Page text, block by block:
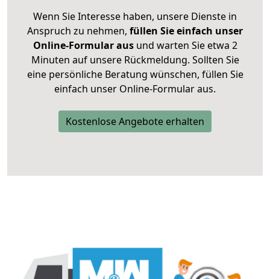
Wenn Sie Interesse haben, unsere Dienste in
Anspruch zu nehmen, füllen Sie einfach unser
Online-Formular ausund warten Sie etwa 2
Minuten auf unsere Rückmeldung. Sollten Sie
eine persönliche Beratung wünschen, füllen Sie
einfach unser Online-Formular aus.
Kostenlose Angebote erhalten